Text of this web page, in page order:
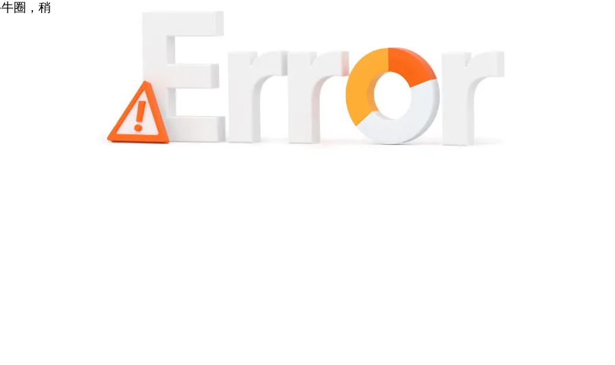
圈，稍